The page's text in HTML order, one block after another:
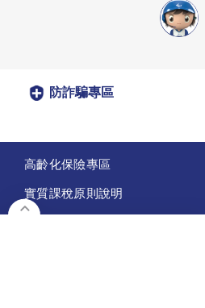
防詐騙專區
高齡化保險專區
實質課稅原則說明